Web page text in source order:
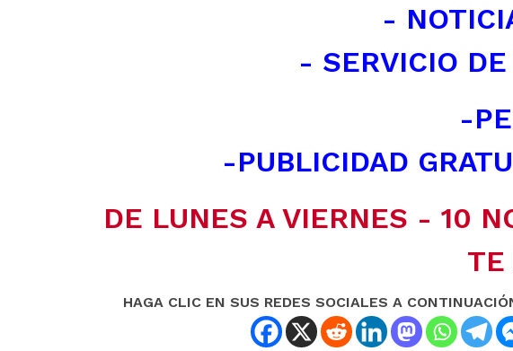
-
- SERVICIO
-
-PUBLICIDAD
DE LUNES A VIERNES - 10
TE
HAGA CLIC EN SUS REDES SOCIALES A